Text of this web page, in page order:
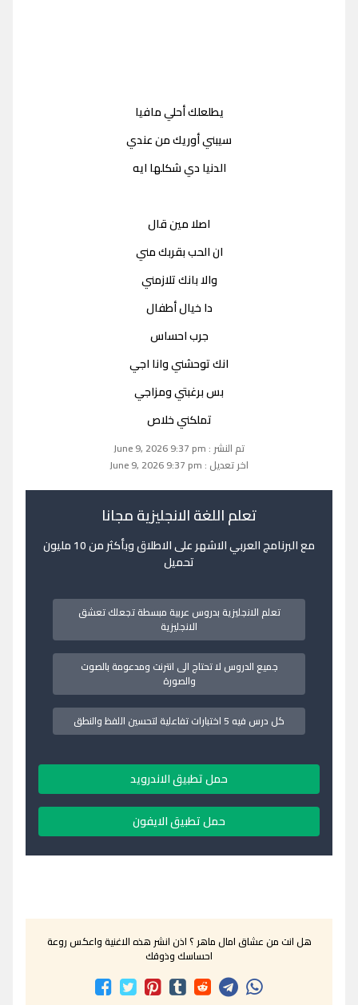
يطلعلك أحلي مافيا
سيبني أوريك من عندي
الدنيا دي شكلها ايه
اصلا مين قال
ان الحب بقربك مني
والا بانك تلازمني
دا خيال أطفال
جرب احساس
انك توحشني وانا اجي
بس برغبتي ومزاجي
تملكني خلاص
تم النشر : June 9, 2026 9:37 pm
اخر تعديل : June 9, 2026 9:37 pm
تعلم اللغة الانجليزية مجانا
مع البرنامج العربي الاشهر على الاطلاق وبأكثر من 10 مليون
تحميل
تعلم الانجليزية بدروس عربية مبسطة تجعلك تعشق
الانجليزية
جميع الدروس لا تحتاج الى انترنت ومدعومة بالصوت
والصورة
كل درس فيه 5 اختبارات تفاعلية لتحسين اللفظ والنطق
حمل تطبيق الاندرويد
حمل تطبيق الايفون
هل انت من عشاق امال ماهر ؟ اذن انشر هذه الاغنية واعكس روعة
احساسك وذوقك